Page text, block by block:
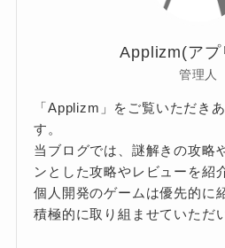
Applizm(アプ
管理人
「Applizm」をご覧いただき
す。
当ブログでは、謎解きの攻略
ンとした攻略やレビューを紹
個人開発のゲームは優先的に
積極的に取り組ませていただ